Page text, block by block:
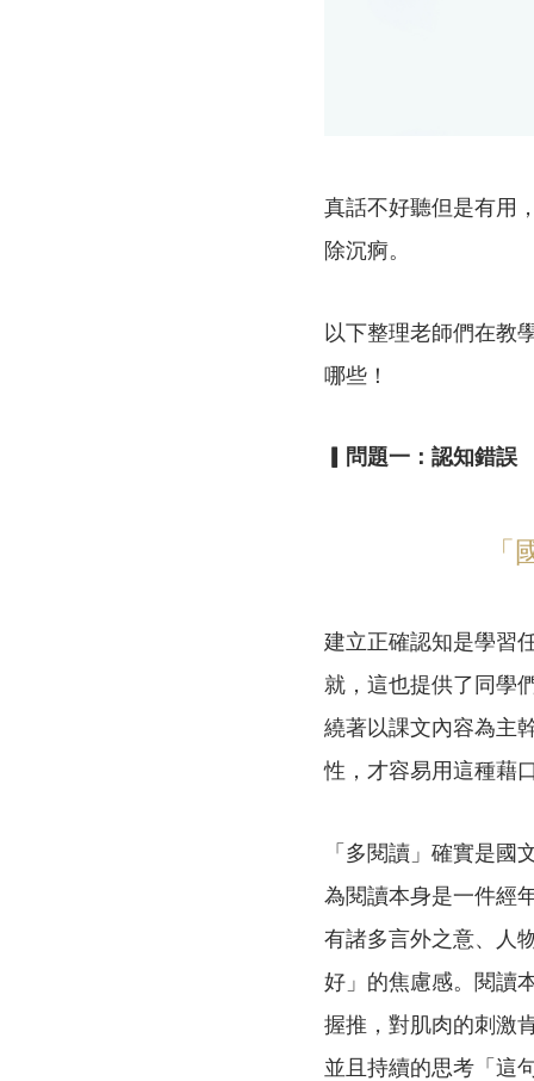
真話不好聽但是有用
除沉痾。
以下整理老師們在教
哪些！
問題一：認知錯誤
建立正確認知是學習
就，這也提供了同學
繞著以課文內容為主
性，才容易用這種藉
「多閱讀」確實是
為閱讀本身是一件經
有諸多言外之意、人
好」的焦慮感。閱讀
握推，對肌肉的刺激
並且持續的思考「這